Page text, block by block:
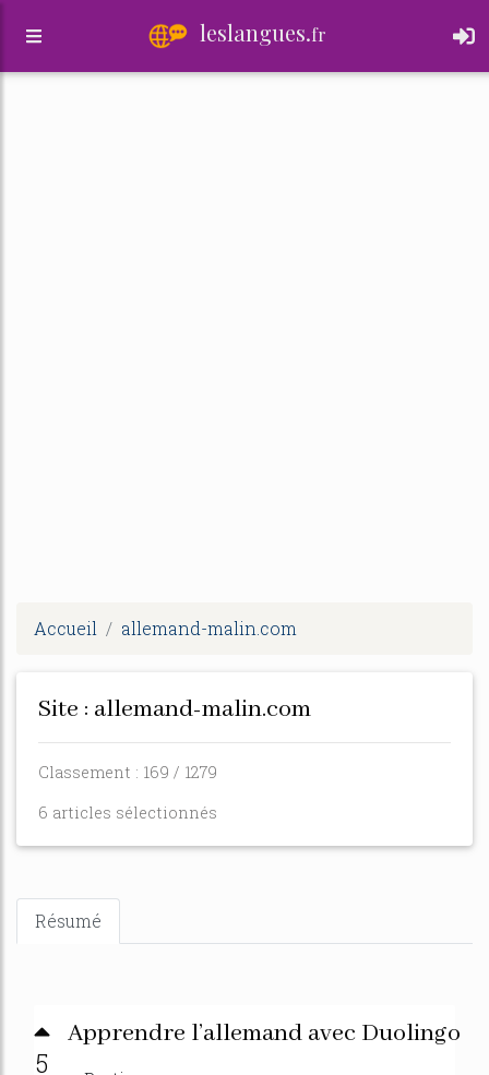
leslangues.fr
Accueil allemand-malin.com
Site : allemand-malin.com
Classement : 169 / 1279
6 articles sélectionnés
Résumé
5
Apprendre l’allemand avec Duolingo